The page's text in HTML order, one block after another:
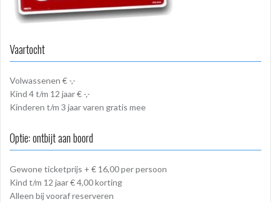
Vaartocht
Volwassenen € -,-
Kind 4 t/m 12 jaar € -,-
Kinderen t/m 3 jaar varen gratis mee
Optie: ontbijt aan boord
Gewone ticketprijs + € 16,00 per persoon
Kind t/m 12 jaar € 4,00 korting
Alleen bij vooraf reserveren